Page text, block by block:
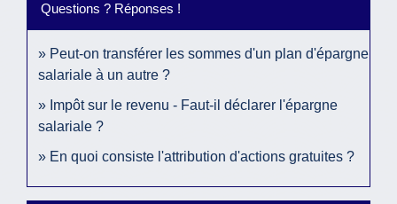
Questions ? Réponses !
Peut-on transférer les sommes d'un plan d'épargne
salariale à un autre ?
Impôt sur le revenu - Faut-il déclarer l'épargne
salariale ?
En quoi consiste l'attribution d'actions gratuites ?